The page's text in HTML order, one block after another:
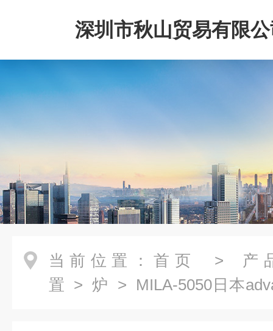
深圳市秋山贸易有限
当前位置： 首页 > 产
置 > 炉 > MILA-5050日本